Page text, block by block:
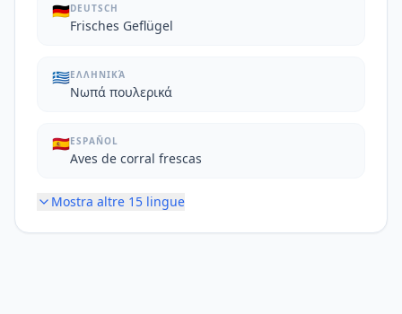
🇩🇪DEUTSCH
Frisches Geflügel
🇬🇷ΕΛΛΗΝΙΚΆ
Νωπά πουλερικά
🇪🇸ESPAÑOL
Aves de corral frescas
Mostra altre 15 lingue